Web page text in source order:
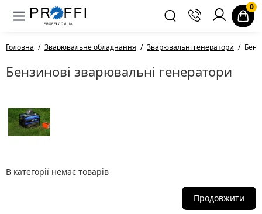
0
Головна Зварювальне обладнання Зварювальні генератори
Бензинові зварювальні генератори
В категорії немає товарів
Продовжити